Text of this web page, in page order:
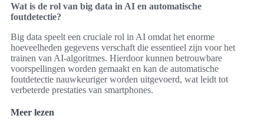
Wat is de rol van big data in AI en automatische
foutdetectie?
Big data speelt een cruciale rol in AI omdat het enorme
hoeveelheden gegevens verschaft die essentieel zijn voor het
trainen van AI-algoritmes. Hierdoor kunnen betrouwbare
voorspellingen worden gemaakt en kan de automatische
foutdetectie nauwkeuriger worden uitgevoerd, wat leidt tot
verbeterde prestaties van smartphones.
Meer lezen